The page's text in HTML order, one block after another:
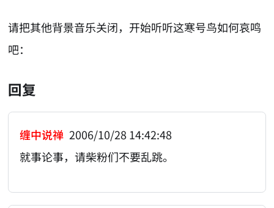
请把其他背景音乐关闭，开始听听这寒号鸟如何哀鸣
吧：
回复
缠中说禅 2006/10/28 14:42:48
就事论事，请柴粉们不要乱跳。